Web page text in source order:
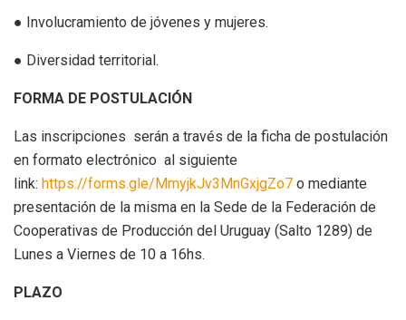
● Involucramiento de jóvenes y mujeres.
● Diversidad territorial.
FORMA DE POSTULACIÓN
Las inscripciones serán a través de la ficha de postulación
en formato electrónico al siguiente
link: https://forms.gle/MmyjkJv3MnGxjgZo7 o mediante
presentación de la misma en la Sede de la Federación de
Cooperativas de Producción del Uruguay (Salto 1289) de
Lunes a Viernes de 10 a 16hs.
PLAZO